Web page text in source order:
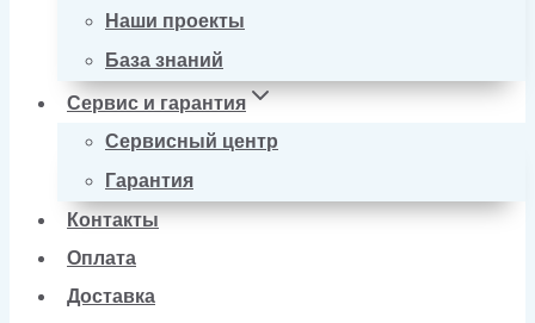
Наши проекты
База знаний
Сервис и гарантия
Сервисный центр
Гарантия
Контакты
Оплата
Доставка